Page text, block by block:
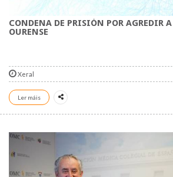
CONDENA DE PRISIÓN POR AGREDIR
OURENSE
Xeral
Ler máis